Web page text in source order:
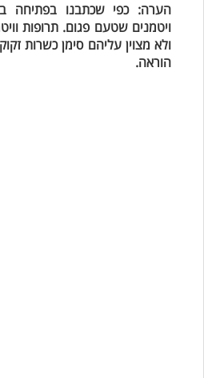
הערה: כפי שכתבנו בפתיחה
ויטמנים שטעם פגום. תרופות
ולא מצוין עליהם סימן כשרות
הוראה.